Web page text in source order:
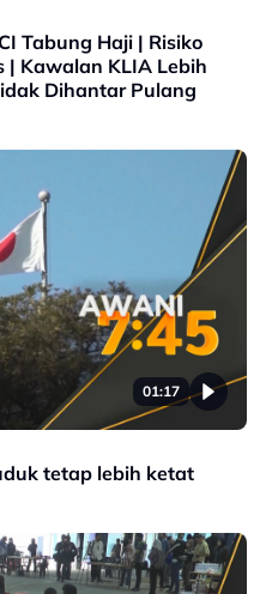
Tabung Haji | Risiko
| Kawalan KLIA Lebih
Dihantar Pulang
01:17
tetap lebih ketat